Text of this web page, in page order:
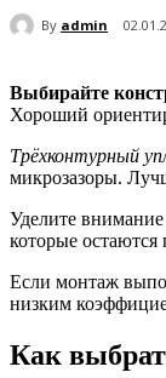
By admin
Выбирайте
Хороший
Трёхконтурный
микрозазоры.
Уделите внимание
которые
Если монтаж
низким
Как